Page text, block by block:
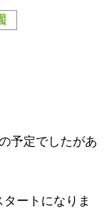
予定でしたがあ
ートになりま